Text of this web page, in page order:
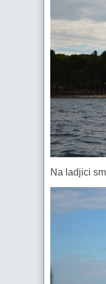
Na ladjici